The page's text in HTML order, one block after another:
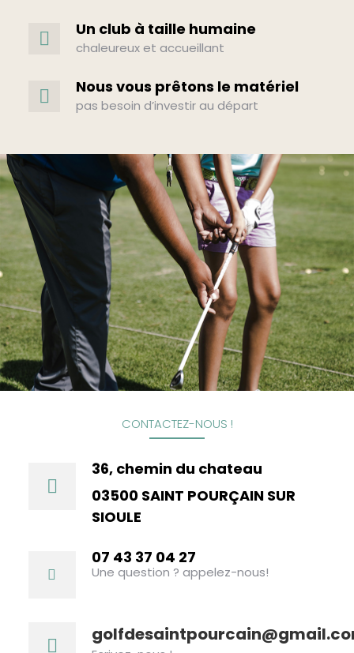
Un club à taille humaine
chaleureux et accueillant
Nous vous prêtons le matériel
pas besoin d’investir au départ
CONTACTEZ-NOUS !
36, chemin du chateau
03500 SAINT POURÇAIN SUR
SIOULE
07 43 37 04 27
Une question ? appelez-nous!